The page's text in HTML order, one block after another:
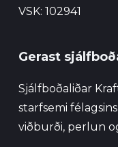
VSK: 102941
Gerast
Sjálfboðaliðar
starfsemi
viðburði, perlun